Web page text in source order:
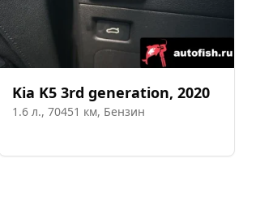
Kia K5 3rd generation, 2020
1.6 л., 70451 км, Бензин